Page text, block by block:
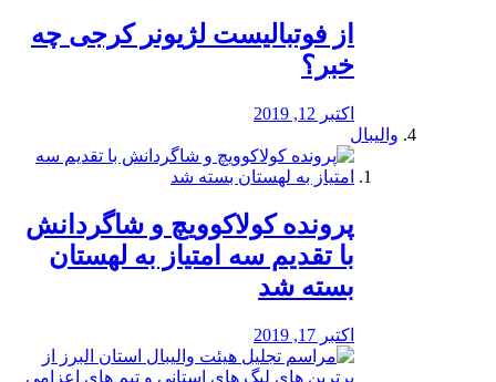
از فوتبالیست لژیونر کرجی چه
خبر؟
اکتبر 12, 2019
والیبال
پرونده کولاکوویچ و شاگردانش
با تقدیم سه امتیاز به لهستان
بسته شد
اکتبر 17, 2019